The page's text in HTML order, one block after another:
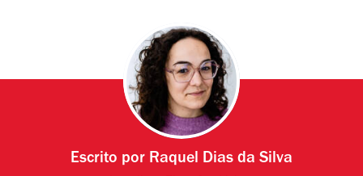
Escrito por Raquel Dias da Silva